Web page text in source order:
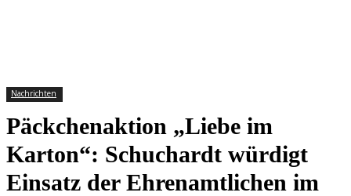
Nachrichten
Päckchenaktion „Liebe im
Karton“: Schuchardt würdigt
Einsatz der Ehrenamtlichen im